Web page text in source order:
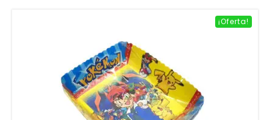
¡Oferta!